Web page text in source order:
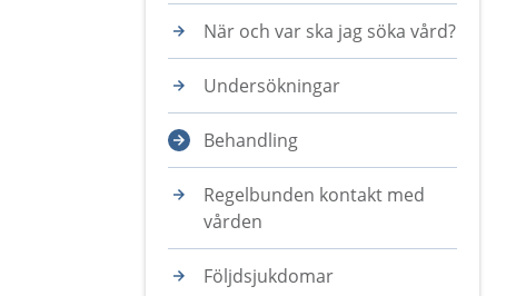
När och var ska jag söka vård?
Undersökningar
Behandling
Regelbunden kontakt med
vården
Följdsjukdomar